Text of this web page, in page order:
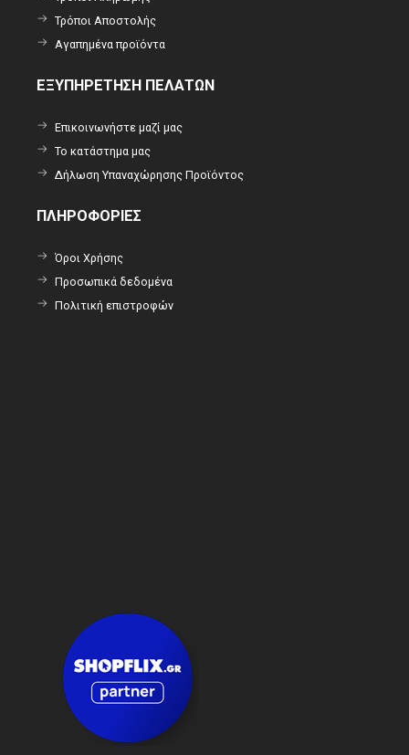
Τρόποι Αποστολής
Αγαπημένα προϊόντα
ΕΞΥΠΗΡΕΤΗΣΗ ΠΕΛΑΤΩΝ
Επικοινωνήστε μαζί μας
Το κατάστημα μας
Δήλωση Υπαναχώρησης Προϊόντος
ΠΛΗΡΟΦΟΡΙΕΣ
Όροι Χρήσης
Προσωπικά δεδομένα
Πολιτική επιστροφών